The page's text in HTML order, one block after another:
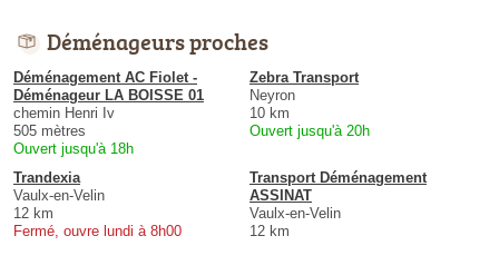
Déménageurs proches
Déménagement AC Fiolet -
Déménageur LA BOISSE 01
chemin Henri Iv
505 mètres
Ouvert jusqu'à 18h
Zebra Transport
Neyron
10 km
Ouvert jusqu'à 20h
Trandexia
Vaulx-en-Velin
12 km
Fermé, ouvre lundi à 8h00
Transport Déménagement
ASSINAT
Vaulx-en-Velin
12 km